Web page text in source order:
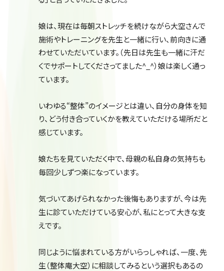
娘は、現在は毎朝ストレッチを続けながら大空さんで
施術やトレーニングを先生と一緒に行い、前向きに通
わせていただいています。（先日は先生も一緒に汗だ
くでサポートしてくださってました^_^）娘は楽しく通っ
ています。
いわゆる“整体”のイメージとは違い、自分の身体を知
り、どう付き合っていくかを教えていただける場所だと
感じています。
娘たちを見ていただく中で、母親の私自身の気持ちも
毎回少しずつ楽になっています。
気づいてあげられなかった後悔もありますが、今は先
生に診ていただけている安心が、私にとって大きな支
えです。
同じように悩まれている方がいらっしゃれば、一度、先
生（整体庵大空）に相談してみるという選択もあるの